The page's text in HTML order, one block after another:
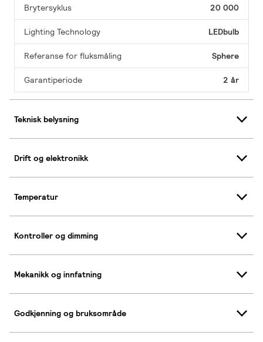
Brytersyklus 20 000
Lighting Technology LEDbulb
Referanse for fluksmåling Sphere
Garantiperiode 2 år
Teknisk belysning
Drift og elektronikk
Temperatur
Kontroller og dimming
Mekanikk og innfatning
Godkjenning og bruksområde